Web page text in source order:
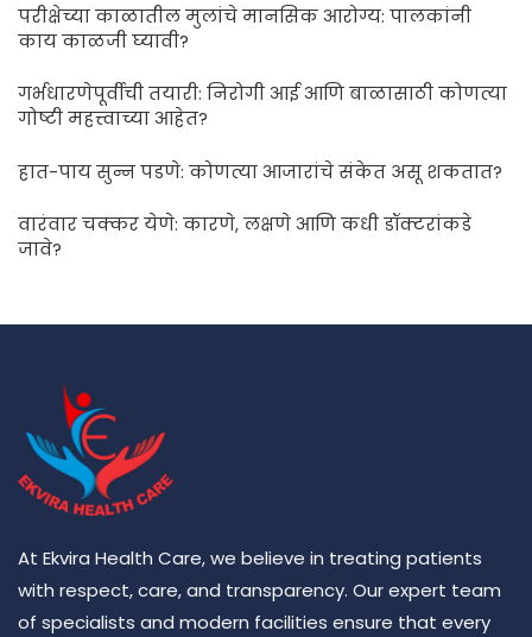
परीक्षेच्या काळातील मुलांचे मानसिक आरोग्य: पालकांनी
काय काळजी घ्यावी?
गर्भधारणेपूर्वीची तयारी: निरोगी आई आणि बाळासाठी कोणत्या
गोष्टी महत्त्वाच्या आहेत?
हात-पाय सुन्न पडणे: कोणत्या आजारांचे संकेत असू शकतात?
वारंवार चक्कर येणे: कारणे, लक्षणे आणि कधी डॉक्टरांकडे
जावे?
At Ekvira Health Care, we believe in treating patients
with respect, care, and transparency. Our expert team
of specialists and modern facilities ensure that every